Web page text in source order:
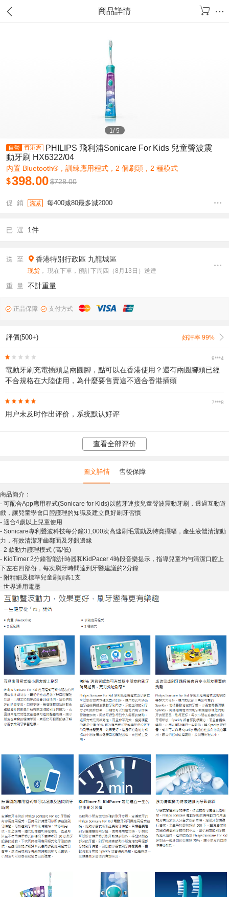
商品詳情
1/5
PHILIPS 飛利浦Sonicare For Kids 兒童聲波震
動牙刷 HX6322/04
內置 Bluetooth®，訓練應用程式，2 個刷頭，2 種模式
$398.00$728.00
促 銷 滿减 每400减80最多減2000
已 選 1件
送 至 香港特別行政區 九龍城區
现货 ， 現在下單，預計下周四（8月13日）送達
重 量 不計重量
正品保障 支付方式
評價(500+) 好評率 99%
9***4
電動牙刷充電插頭是兩圓腳，點可以在香港使用？還有兩圓腳頭已經
不合規格在大陸使用，為什麼要售賣這不適合香港插頭
7***8
用户未及时作出评价，系统默认好评
查看全部评价
圖文詳情 售後保障
商品簡介：
- 可配合App應用程式(Sonicare for Kids)以藍牙連接兒童聲波震動牙刷，透過互動遊
戲，讓兒童學會口腔護理的知識及建立良好刷牙習慣
- 適合4歲以上兒童使用
- Sonicare專利聲波科技每分鐘31,000次高速刷毛震動及特寛擺幅，產生液體清潔動
力，有效清潔牙齒鄰面及牙齦邊緣
- 2 款動力護理模式 (高/低)
- KidTimer 2分鐘智能計時器和KidPacer 4時段音樂提示，指導兒童均勻清潔口腔上
下左右四部份，每次刷牙時間達到牙醫建議的2分鐘
- 附精細及標準兒童刷頭各1支
- 世界通用電壓